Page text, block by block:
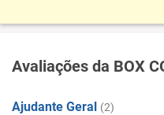
Avaliações da BOX
Ajudante Geral (2)